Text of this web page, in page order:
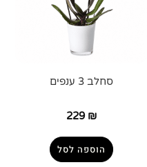
סחלב 3 ענפים
229 ₪
הוספה לסל